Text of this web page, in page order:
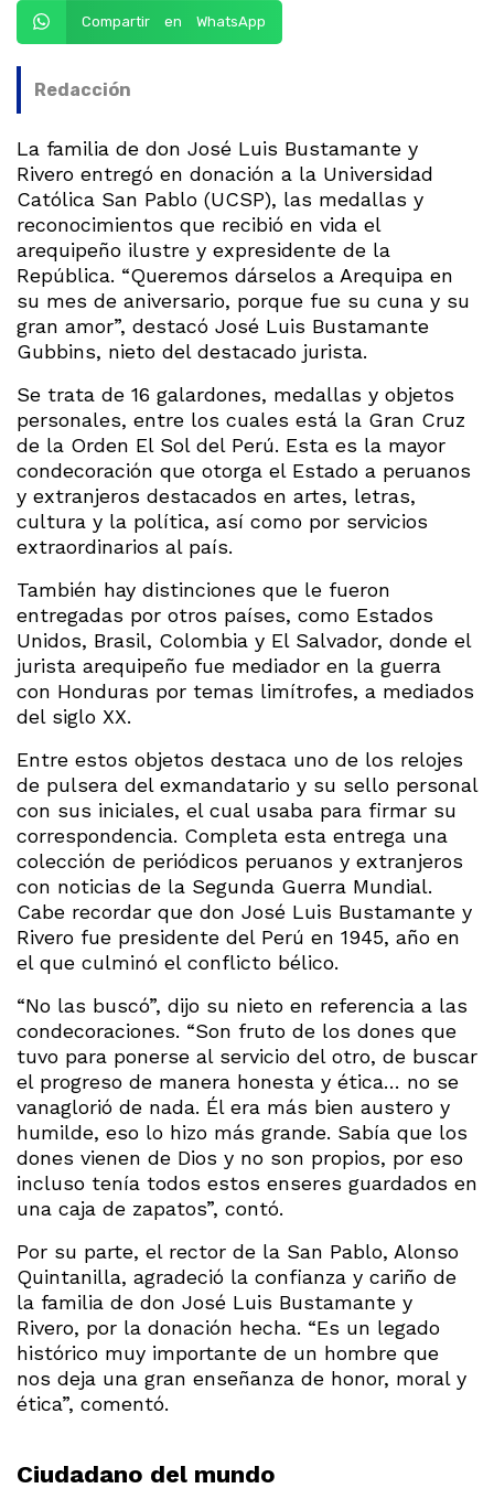
Compartir en WhatsApp
Redacción
La familia de don José Luis Bustamante y
Rivero entregó en donación a la Universidad
Católica San Pablo (UCSP), las medallas y
reconocimientos que recibió en vida el
arequipeño ilustre y expresidente de la
República. “Queremos dárselos a Arequipa en
su mes de aniversario, porque fue su cuna y su
gran amor”, destacó José Luis Bustamante
Gubbins, nieto del destacado jurista.
Se trata de 16 galardones, medallas y objetos
personales, entre los cuales está la Gran Cruz
de la Orden El Sol del Perú. Esta es la mayor
condecoración que otorga el Estado a peruanos
y extranjeros destacados en artes, letras,
cultura y la política, así como por servicios
extraordinarios al país.
También hay distinciones que le fueron
entregadas por otros países, como Estados
Unidos, Brasil, Colombia y El Salvador, donde el
jurista arequipeño fue mediador en la guerra
con Honduras por temas limítrofes, a mediados
del siglo XX.
Entre estos objetos destaca uno de los relojes
de pulsera del exmandatario y su sello personal
con sus iniciales, el cual usaba para firmar su
correspondencia. Completa esta entrega una
colección de periódicos peruanos y extranjeros
con noticias de la Segunda Guerra Mundial.
Cabe recordar que don José Luis Bustamante y
Rivero fue presidente del Perú en 1945, año en
el que culminó el conflicto bélico.
“No las buscó”, dijo su nieto en referencia a las
condecoraciones. “Son fruto de los dones que
tuvo para ponerse al servicio del otro, de buscar
el progreso de manera honesta y ética… no se
vanaglorió de nada. Él era más bien austero y
humilde, eso lo hizo más grande. Sabía que los
dones vienen de Dios y no son propios, por eso
incluso tenía todos estos enseres guardados en
una caja de zapatos”, contó.
Por su parte, el rector de la San Pablo, Alonso
Quintanilla, agradeció la confianza y cariño de
la familia de don José Luis Bustamante y
Rivero, por la donación hecha. “Es un legado
histórico muy importante de un hombre que
nos deja una gran enseñanza de honor, moral y
ética”, comentó.
Ciudadano del mundo